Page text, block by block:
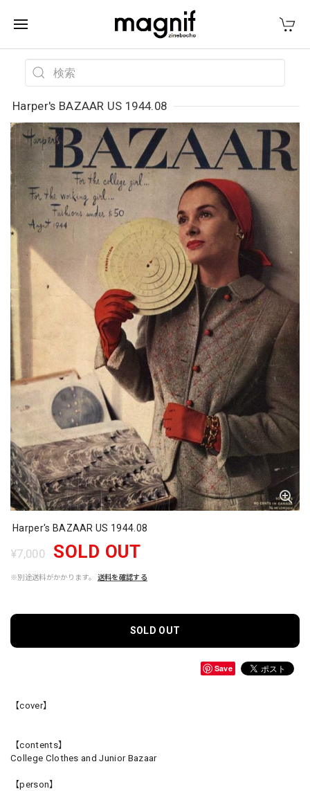
Harper's BAZAAR US 1944.08
Harper's BAZAAR US 1944.08
¥7,000 SOLD OUT
※別途送料がかかります。 送料を確認する
SOLD OUT
Save
【cover】
【contents】
College Clothes and Junior Bazaar
【person】